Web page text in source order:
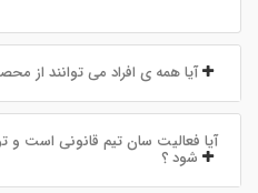
آیا همه ی افراد می توانند از
آیا فعالیت سان تیم قانونی است
شود ؟